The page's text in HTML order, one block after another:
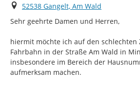
Ort
52538 Gangelt, Am Wald
Sehr geehrte Damen und Herren,
hiermit möchte ich auf den schlechten
Fahrbahn in der Straße Am Wald in
insbesondere im Bereich der
aufmerksam machen.